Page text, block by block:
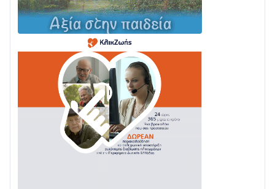
03/08 • 11:11
Με Αρχιερατική Λαμπρότητα η Πανήγυρη της
Μεταμορφώσεως του Σωτήρος στο Γολέμι
03/08 • 07:45
Ενισχύεται η Πολιτική Προστασία στο Δήμο Αγρινίου
με δύο νέα υδροφόρα οχήματα
02/08 • 18:26
Διαβάστε την «Ναυπακτία» που κυκλοφορεί
31/07 • 08:16